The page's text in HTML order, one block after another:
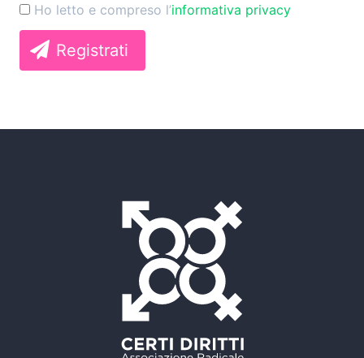
Ho letto e compreso l’informativa privacy
Registrati